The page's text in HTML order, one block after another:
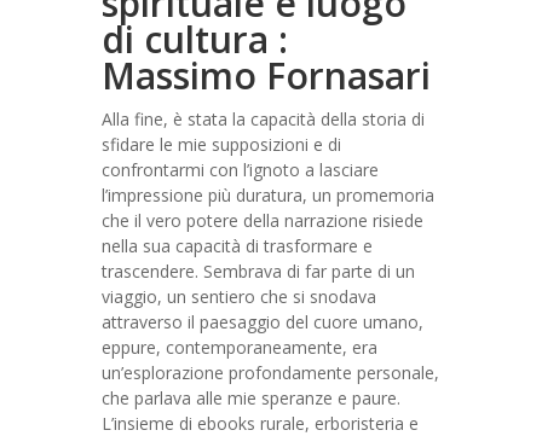
di cultura :
Massimo Fornasari
Alla fine, è stata la capacità della storia di
sfidare le mie supposizioni e di
confrontarmi con l’ignoto a lasciare
l’impressione più duratura, un promemoria
che il vero potere della narrazione risiede
nella sua capacità di trasformare e
trascendere. Sembrava di far parte di un
viaggio, un sentiero che si snodava
attraverso il paesaggio del cuore umano,
eppure, contemporaneamente, era
un’esplorazione profondamente personale,
che parlava alle mie speranze e paure.
L’insieme di ebooks rurale, erboristeria e